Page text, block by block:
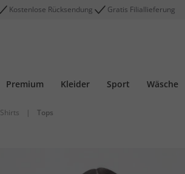
Kostenlose Rücksendung Gratis Filiallieferung
Premium Kleider Sport Wäsche
Shirts | Tops